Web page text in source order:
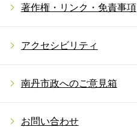
著作権・リンク・免責事項
アクセシビリティ
南丹市政へのご意見箱
お問い合わせ